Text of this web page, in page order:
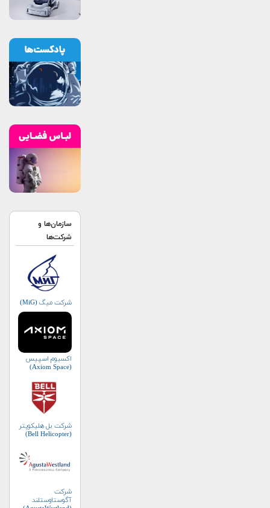
سازمان‌ها و
شرکت‌ها
شرکت میگ (MiG)
اکسیوم اسپیس
(Axiom Space)
شرکت بل هلیکوپتر
(Bell Helicopter)
شرکت
آگوستاوستلند